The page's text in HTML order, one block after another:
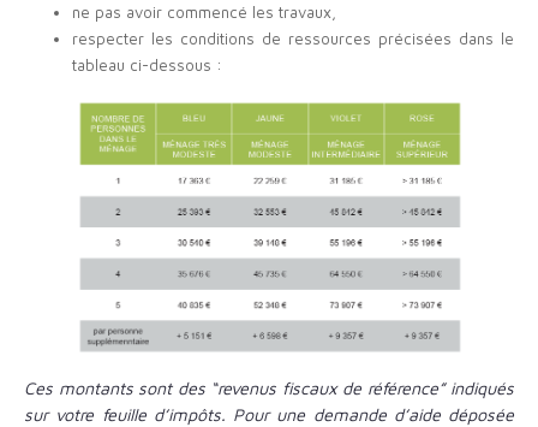
ne pas avoir commencé les travaux,
respecter les conditions de ressources précisées dans le
tableau ci-dessous :
Ces montants sont des “revenus fiscaux de référence” indiqués
sur votre feuille d’impôts. Pour une demande d’aide déposée